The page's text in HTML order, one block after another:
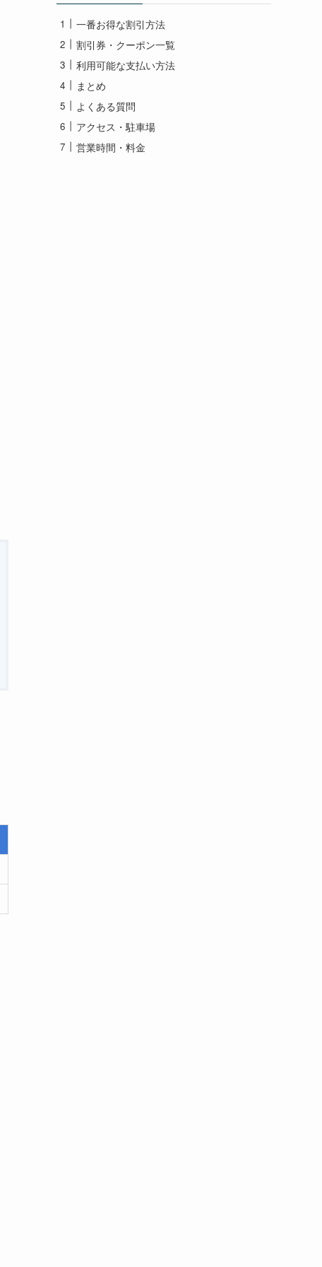
一番お得な割引方法
割引券・クーポン一覧
利用可能な支払い方法
まとめ
よくある質問
アクセス・駐車場
営業時間・料金